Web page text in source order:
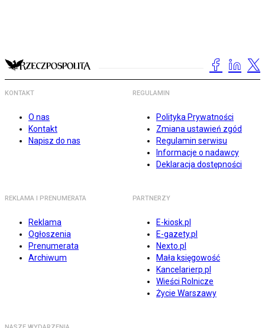
KONTAKT
O nas
Kontakt
Napisz do nas
REGULAMIN
Polityka Prywatności
Zmiana ustawień zgód
Regulamin serwisu
Informacje o nadawcy
Deklaracja dostępności
REKLAMA I PRENUMERATA
Reklama
Ogłoszenia
Prenumerata
Archiwum
PARTNERZY
E-kiosk.pl
E-gazety.pl
Nexto.pl
Mała księgowość
Kancelarierp.pl
Wieści Rolnicze
Życie Warszawy